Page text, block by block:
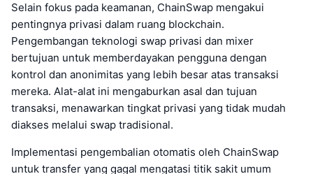
Selain fokus pada keamanan, ChainSwap mengakui
pentingnya privasi dalam ruang blockchain.
Pengembangan teknologi swap privasi dan mixer
bertujuan untuk memberdayakan pengguna dengan
kontrol dan anonimitas yang lebih besar atas transaksi
mereka. Alat-alat ini mengaburkan asal dan tujuan
transaksi, menawarkan tingkat privasi yang tidak mudah
diakses melalui swap tradisional.
Implementasi pengembalian otomatis oleh ChainSwap
untuk transfer yang gagal mengatasi titik sakit umum